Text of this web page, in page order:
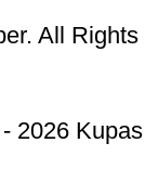
All Rights
2026 Kupas